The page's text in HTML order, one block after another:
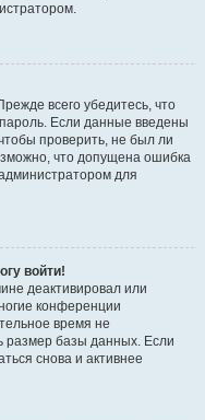
всего убедитесь, что
Если данные введены
проверить, не был ли
что допущена ошибка
для
войти!
деактивировал или
конференции
время не
базы данных. Если
снова и активнее